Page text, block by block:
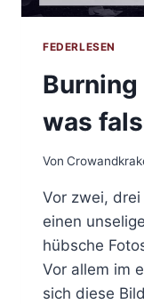
FEDERLESEN
was
Von
Vor zwei,
einen
hübsche
Vor allem im
sich diese